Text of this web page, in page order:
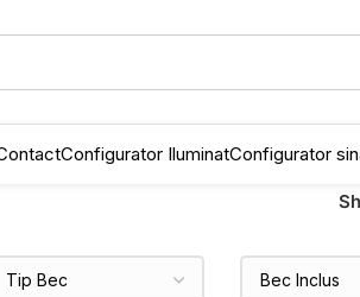
Configurator IluminatConfigurator